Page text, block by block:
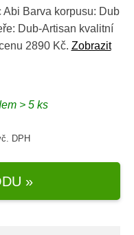
Barva korpusu: Dub
Dub-Artisan kvalitní
2890 Kč. Zobrazit
> 5 ks
DPH
»